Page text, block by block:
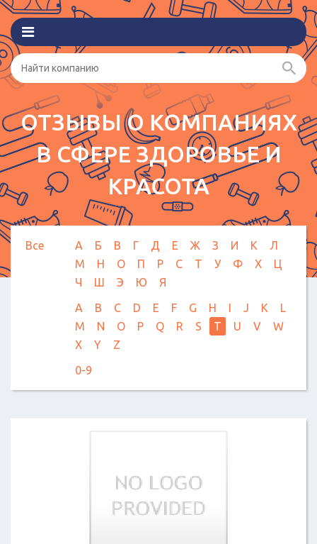
ОТЗЫВЫ О КОМПАНИЯХ
В СФЕРЕ ЗДОРОВЬЕ И
КРАСОТА
Все А Б В Г Д Е Ж З И К
Л
М
Н О П Р С Т У Ф Х
Ц
Ч
Ш Э Ю
Я
A
B C D E F G H I J K
L
M
N O P Q R S T U V
W
X
Y
Z
0-9